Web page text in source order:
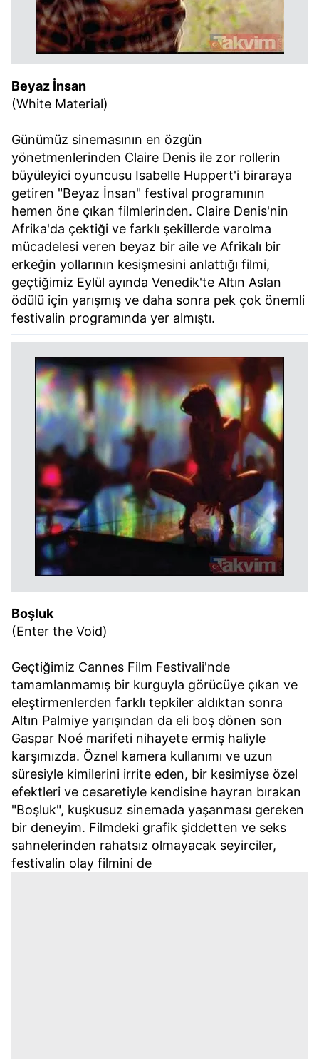
Beyaz İnsan
(White Material)
Günümüz sinemasının en özgün
yönetmenlerinden Claire Denis ile zor rollerin
büyüleyici oyuncusu Isabelle Huppert'i biraraya
getiren "Beyaz İnsan" festival programının
hemen öne çıkan filmlerinden. Claire Denis'nin
Afrika'da çektiği ve farklı şekillerde varolma
mücadelesi veren beyaz bir aile ve Afrikalı bir
erkeğin yollarının kesişmesini anlattığı filmi,
geçtiğimiz Eylül ayında Venedik'te Altın Aslan
ödülü için yarışmış ve daha sonra pek çok önemli
festivalin programında yer almıştı.
Boşluk
(Enter the Void)
Geçtiğimiz Cannes Film Festivali'nde
tamamlanmamış bir kurguyla görücüye çıkan ve
eleştirmenlerden farklı tepkiler aldıktan sonra
Altın Palmiye yarışından da eli boş dönen son
Gaspar Noé marifeti nihayete ermiş haliyle
karşımızda. Öznel kamera kullanımı ve uzun
süresiyle kimilerini irrite eden, bir kesimiyse özel
efektleri ve cesaretiyle kendisine hayran bırakan
"Boşluk", kuşkusuz sinemada yaşanması gereken
bir deneyim. Filmdeki grafik şiddetten ve seks
sahnelerinden rahatsız olmayacak seyirciler,
festivalin olay filmini de